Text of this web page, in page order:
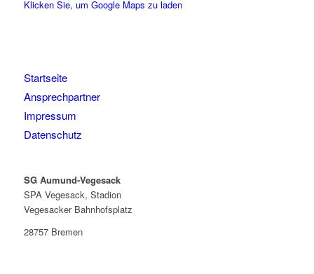
Klicken Sie, um Google Maps zu laden
Startseite
Ansprechpartner
Impressum
Datenschutz
SG Aumund-Vegesack
SPA Vegesack, Stadion
Vegesacker Bahnhofsplatz
28757 Bremen